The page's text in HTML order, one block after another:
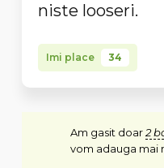
niste looseri.
Imi place 34
Am gasit doar2
vom adauga mai